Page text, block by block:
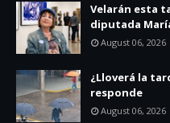
Velarán esta
diputada
August 06, 2026
¿Lloverá la
responde
August 06, 2026